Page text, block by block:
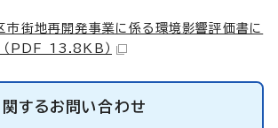
市街地再開発事業に係る環境影響評価書に
PDF 13.8KB）
するお問い合わせ